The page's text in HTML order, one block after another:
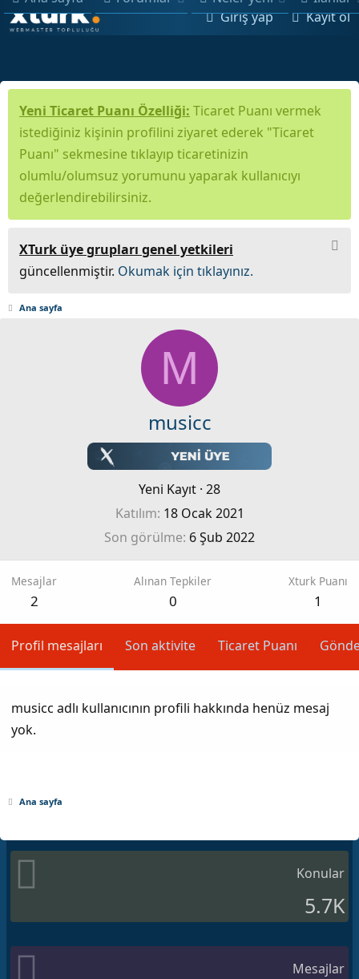
Giriş yap Kayıt ol
Yeni Ticaret Puanı Özelliği: Ticaret Puanı vermek
istediğiniz kişinin profilini ziyaret ederek "Ticaret
Puanı" sekmesine tıklayıp ticaretinizin
olumlu/olumsuz yorumunu yaparak kullanıcıyı
değerlendirebilirsiniz.
XTurk üye grupları genel yetkileri
güncellenmiştir. Okumak için tıklayınız.
Ana sayfa
M
musicc
Yeni Kayıt · 28
Katılım 18 Ocak 2021
Son görülme 6 Şub 2022
Mesajlar
2
Alınan Tepkiler
0
Xturk Puanı
1
Profil mesajları Son aktivite Ticaret Puanı
musicc adlı kullanıcının profili hakkında henüz mesaj
yok.
Ana sayfa
Konular
5.7K
Mesajlar